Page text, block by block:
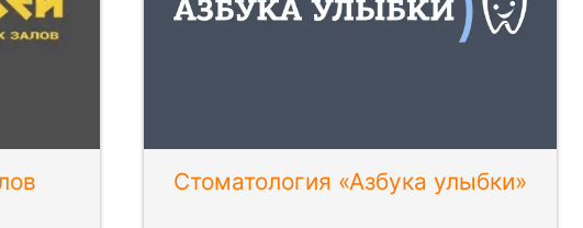
Стоматология «Азбука улыбки»